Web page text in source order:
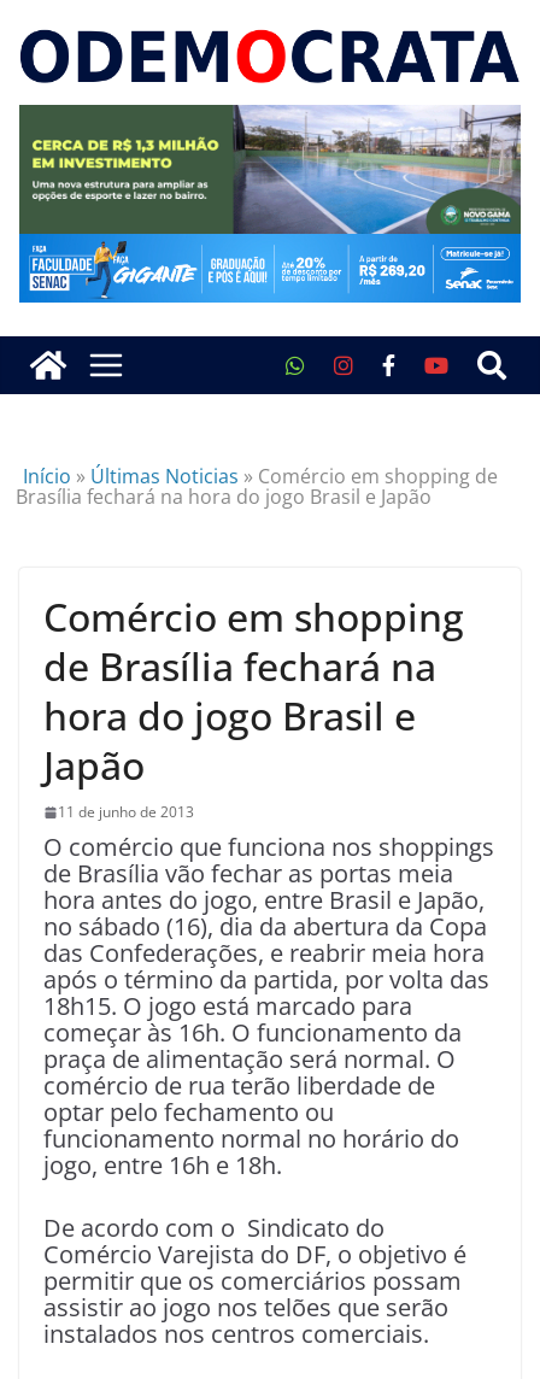
Início » Últimas Noticias » Comércio em shopping de
Brasília fechará na hora do jogo Brasil e Japão
Comércio em shopping
de Brasília fechará na
hora do jogo Brasil e
Japão
11 de junho de 2013
O comércio que funciona nos shoppings
de Brasília vão fechar as portas meia
hora antes do jogo, entre Brasil e Japão,
no sábado (16), dia da abertura da Copa
das Confederações, e reabrir meia hora
após o término da partida, por volta das
18h15. O jogo está marcado para
começar às 16h. O funcionamento da
praça de alimentação será normal. O
comércio de rua terão liberdade de
optar pelo fechamento ou
funcionamento normal no horário do
jogo, entre 16h e 18h.
De acordo com o Sindicato do
Comércio Varejista do DF, o objetivo é
permitir que os comerciários possam
assistir ao jogo nos telões que serão
instalados nos centros comerciais.